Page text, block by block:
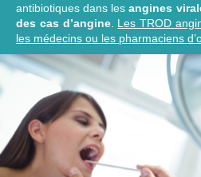
antibiotiques dans lesangines
des cas d’angine. Les TROD
les médecins ou les pharmaciens